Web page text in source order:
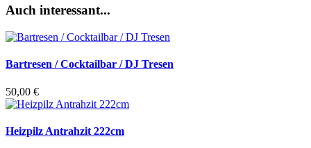
Auch interessant...
Bartresen / Cocktailbar / DJ Tresen
50,00 €
Heizpilz Antrahzit 222cm